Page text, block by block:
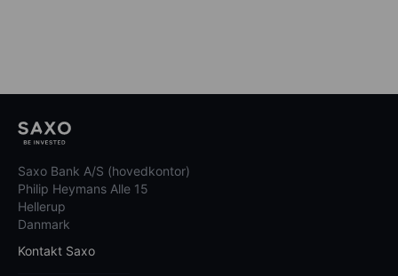
Saxo Bank A/S (hovedkontor)
Philip Heymans Alle 15
Hellerup
Danmark
Kontakt Saxo